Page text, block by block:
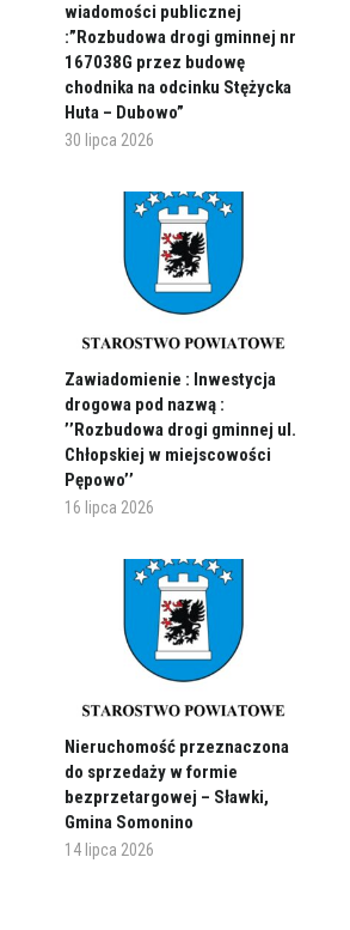
wiadomości publicznej
:”Rozbudowa drogi gminnej nr
167038G przez budowę
chodnika na odcinku Stężycka
Huta – Dubowo”
30 lipca 2026
Zawiadomienie : Inwestycja
drogowa pod nazwą :
’’Rozbudowa drogi gminnej ul.
Chłopskiej w miejscowości
Pępowo’’
16 lipca 2026
Nieruchomość przeznaczona
do sprzedaży w formie
bezprzetargowej – Sławki,
Gmina Somonino
14 lipca 2026